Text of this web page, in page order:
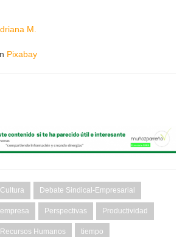
M.
Pixabay
Cultura Debate Sindical-Empresarial
empresa Perspectivas Productividad
Recursos Humanos tiempo